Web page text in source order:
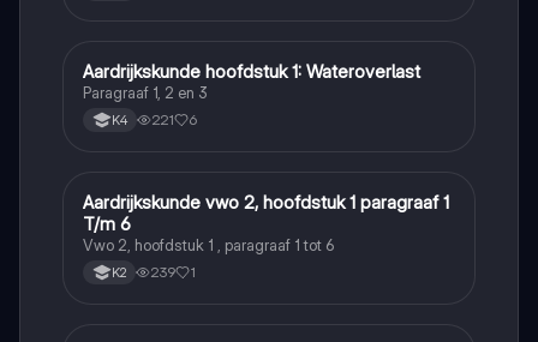
Aardrijkskunde
Aardrijkskunde hoofdstuk 1: Wateroverlast
Paragraaf 1, 2 en 3
K4 221 6
Aardrijkskunde
Aardrijkskunde vwo 2, hoofdstuk 1 paragraaf 1
T/m 6
Vwo 2, hoofdstuk 1 , paragraaf 1 tot 6
K2 239 1